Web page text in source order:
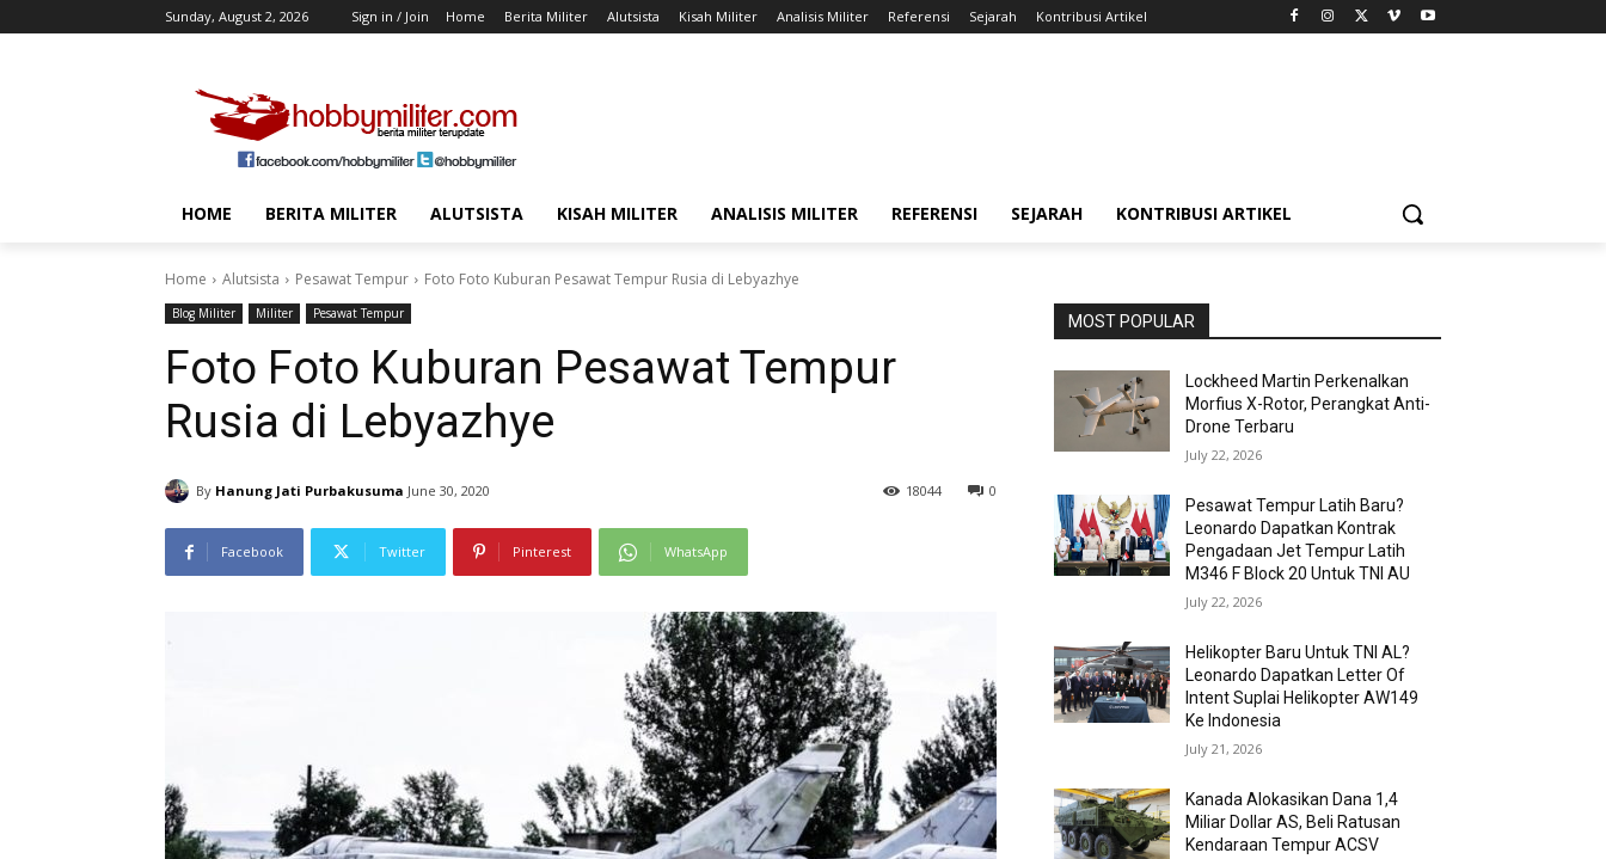
Sunday, August 2, 2026 Sign in / Join Home Berita Militer Alutsista Kisah Militer Analisis Militer Referensi Sejarah Kontribusi Artikel
HOME BERITA MILITER ALUTSISTA KISAH MILITER ANALISIS MILITER REFERENSI SEJARAH KONTRIBUSI ARTIKEL
Home Alutsista Pesawat Tempur Foto Foto Kuburan Pesawat Tempur Rusia di Lebyazhye
Blog Militer Militer Pesawat Tempur
Foto Foto Kuburan Pesawat Tempur
Rusia di Lebyazhye
By Hanung Jati Purbakusuma June 30, 2020 0
18044
Facebook Twitter Pinterest WhatsApp
MOST POPULAR
Lockheed Martin Perkenalkan
Morfius X-Rotor, Perangkat Anti-
Drone Terbaru
July 22, 2026
Pesawat Tempur Latih Baru?
Leonardo Dapatkan Kontrak
Pengadaan Jet Tempur Latih
M346 F Block 20 Untuk TNI AU
July 22, 2026
Helikopter Baru Untuk TNI AL?
Leonardo Dapatkan Letter Of
Intent Suplai Helikopter AW149
Ke Indonesia
July 21, 2026
Kanada Alokasikan Dana 1,4
Miliar Dollar AS, Beli Ratusan
Kendaraan Tempur ACSV